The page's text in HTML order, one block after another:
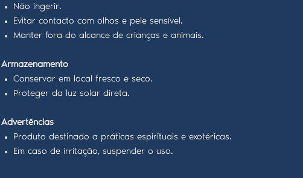
Não ingerir.
Evitar contacto com olhos e pele sensível.
Manter fora do alcance de crianças e animais.
Armazenamento
Conservar em local fresco e seco.
Proteger da luz solar direta.
Advertências
Produto destinado a práticas espirituais e exotéricas.
Em caso de irritação, suspender o uso.